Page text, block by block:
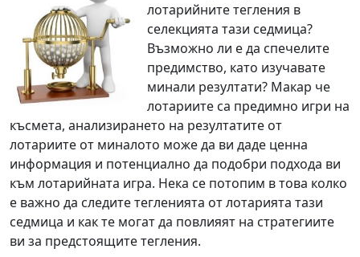
лотарийните тегления в
селекцията тази седмица?
Възможно ли е да спечелите
предимство, като изучавате
минали резултати? Макар че
лотариите са предимно игри на
късмета, анализирането на резултатите от
лотариите от миналото може да ви даде ценна
информация и потенциално да подобри подхода ви
към лотарийната игра. Нека се потопим в това колко
е важно да следите тегленията от лотарията тази
седмица и как те могат да повлияят на стратегиите
ви за предстоящите тегления.